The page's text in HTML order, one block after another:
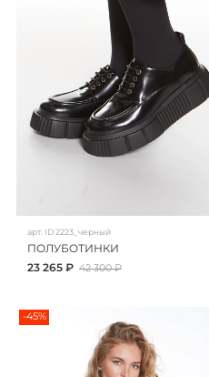
арт. ID 2223_черный
ПОЛУБOТИНКИ
23 265 ₽ 42 300 ₽
-45%